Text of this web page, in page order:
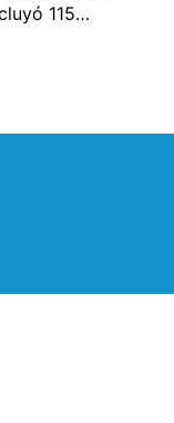
115…